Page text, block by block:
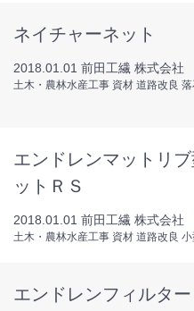
ネイチャーネット
2018.01.01 前田工繊 株式会社
土木・農林水産工事 資材 道路改良
エンドレンマットリ
ットＲＳ
2018.01.01 前田工繊 株式会社
土木・農林水産工事 資材 道路改良
エンドレンフィルター